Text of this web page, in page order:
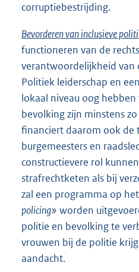
corruptiebestrijding.
Bevorderen van inclusieve
functioneren van de
verantwoordelijkheid van
Politiek leiderschap en
lokaal niveau oog
bevolking zijn minstens
financiert daarom ook de
burgemeesters en
constructievere rol
strafrechtketen als bij
zal een programma op
policing» worden
politie en bevolking te
vrouwen bij de politie
aandacht.